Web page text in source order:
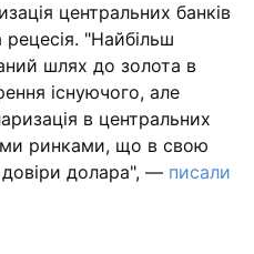
центральних банків
рецесія. "Найбільш
шлях до золота в
існуючого, але
в центральних
ринками, що в свою
долара", — писали